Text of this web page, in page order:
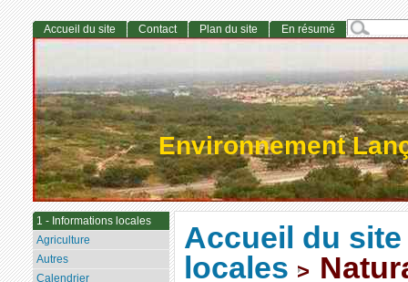
Environnement
Accueil du site
locales >
Accueil du site Contact Plan du site En résumé
1 - Informations locales
Agriculture
Autres
Calendrier